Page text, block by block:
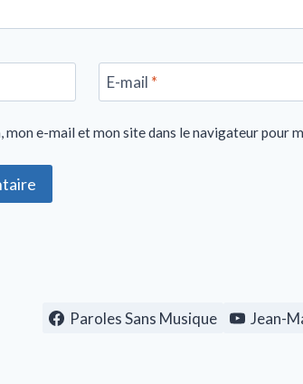
E-mail *
mon e-mail et mon site dans le navigateur pour
Paroles Sans Musique Jean-